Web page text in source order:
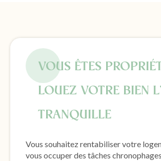
VOUS ÊTES
LOUEZ VOTRE BIEN
TRANQUILLE
Vous souhaitez rentabiliser votre
vous occuper des tâches